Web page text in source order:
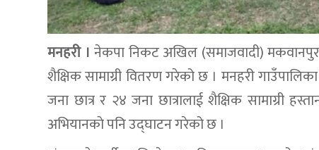
मनहरी । नेकपा निकट अखिल (समाजवादी) मकवानपुरले
शैक्षिक सामाग्री वितरण गरेको छ । मनहरी
जना छात्र र २४ जना छात्रालाई शैक्षिक सामाग्री
अभियानकाे पनि उद्घाटन गरेको छ ।